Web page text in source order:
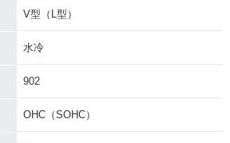
V型（L型）
水冷
902
OHC（SOHC）